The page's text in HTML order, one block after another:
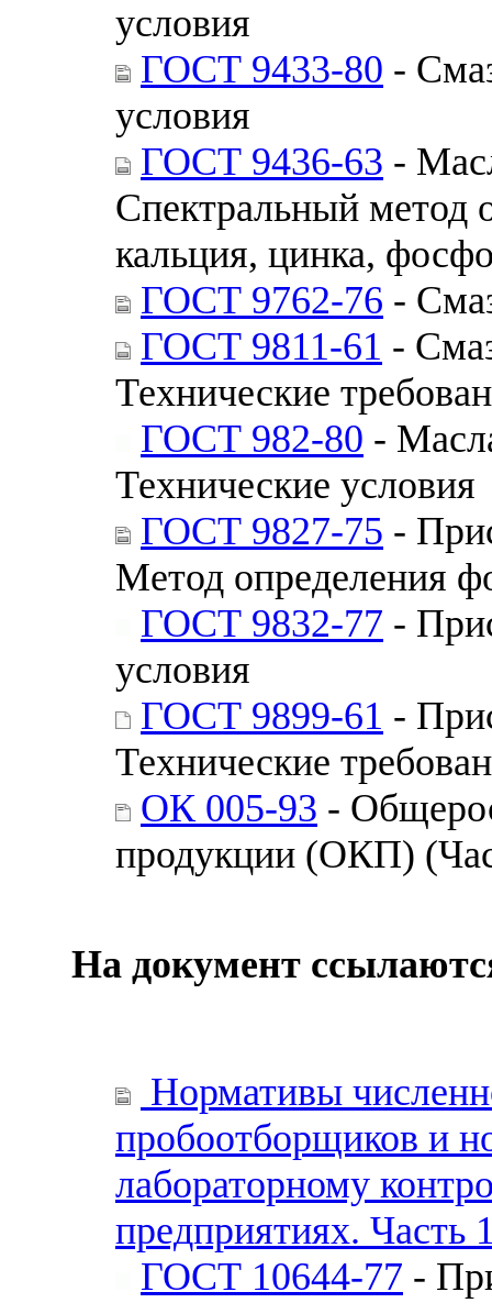
условия
ГОСТ 9433-80 -
условия
ГОСТ 9436-63 -
Спектральный метод
кальция, цинка,
ГОСТ 9762-76 -
ГОСТ 9811-61 -
Технические
ГОСТ 982-80 -
Технические условия
ГОСТ 9827-75 -
Метод определения
ГОСТ 9832-77 -
условия
ГОСТ 9899-61 -
Технические
ОК 005-93 -
продукции (ОКП)
На документ
Нормативы
пробоотборщиков и
лабораторному
предприятиях. Часть
ГОСТ 10644-77 -